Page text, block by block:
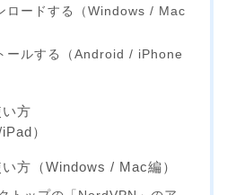
ロードする（Windows / Mac
ールする（Android / iPhone
い方
）
方（Windows / Mac編）